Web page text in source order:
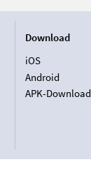
Download
iOS
Android
APK-Download